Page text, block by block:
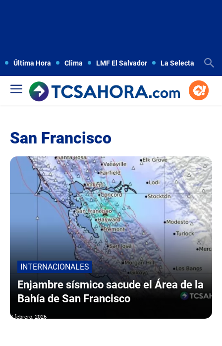
Última Hora Clima LMF El Salvador La Selecta
San Francisco
INTERNACIONALES
Enjambre sísmico sacude el Área de la
Bahía de San Francisco
2 febrero, 2026